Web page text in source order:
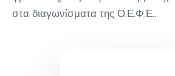
στα διαγωνίσματα της Ο.Ε.Φ.Ε..